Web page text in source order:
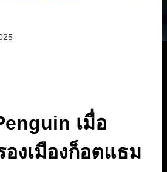
เมื่อ
งเมืองก็อตแธม